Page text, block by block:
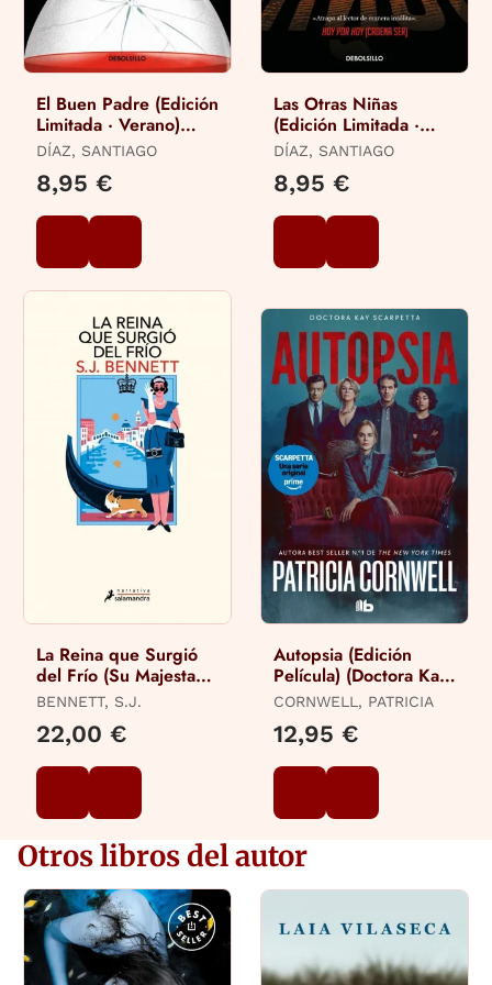
El Buen Padre (Edición
Limitada · Verano)
(Indira Ramos 1)
DÍAZ, SANTIAGO
8,95 €
Las Otras Niñas
(Edición Limitada ·
Verano) (Indira Ramos
DÍAZ, SANTIAGO
8,95 €
La Reina que Surgió
del Frío (Su Majestad,
la Reina Investigadora
BENNETT, S.J.
22,00 €
Autopsia (Edición
Película) (Doctora Kay
Scarpetta 25)
CORNWELL, PATRICIA
12,95 €
Otros libros del autor